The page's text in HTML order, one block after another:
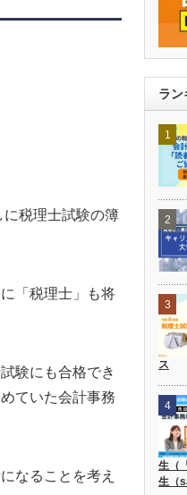
税理士試験の簿
「税理士」も将
験にも合格でき
ていた会計事務
なることを考え
ラン
1
2
3
ス
4
生（
生（